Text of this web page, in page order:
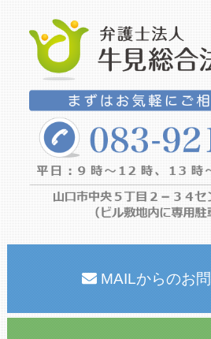
MAILからのお